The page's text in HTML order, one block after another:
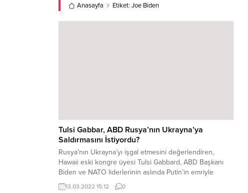
Anasayfa Etiket: Joe Biden
Tulsi Gabbar, ABD Rusya’nın Ukrayna’ya
Saldırmasını İstiyordu?
Rusya’nın Ukrayna’yı işgal etmesini değerlendiren,
Hawaii eski kongre üyesi Tulsi Gabbard, ABD Başkanı
Biden ve NATO liderlerinin aslında Putin’in emriyle
Ukrayna’nın işgalini dört gözle beklediğini vurguladı.
13.03.2022 15:12 0